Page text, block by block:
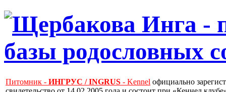
Питомник - ИНГРУС / INGRUS - Kennel официально